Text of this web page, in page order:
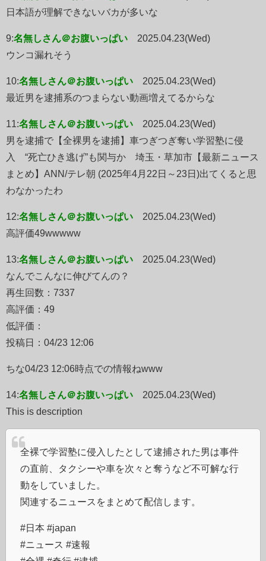
日本語が理解できないバカが多いな
9:名無しさん＠お腹いっぱい
2025.04.23(Wed)
ウンコ漏れそう
10:名無しさん＠お腹いっぱい
2025.04.23(Wed)
最近男を逮捕系のつまらない動画増えてるからな
11:名無しさん＠お腹いっぱい
2025.04.23(Wed)
男を逮捕で【全裸男を逮捕】車つぎつぎ奪い学習塾に侵
入 “死亡ひき逃げ”も関与か 埼玉・草加市【最新ニュース
まとめ】ANN/テレ朝 (2025年4月22日～23日)出てくると思
わなかったわ
12:名無しさん＠お腹いっぱい
2025.04.23(Wed)
高評価49wwwww
13:名無しさん＠お腹いっぱい
2025.04.23(Wed)
なんでこんなに伸びてんの？
再生回数：7337
高評価：49
低評価：
投稿日：04/23 12:06
ちな04/23 12:06時点での情報ねwww
14:名無しさん＠お腹いっぱい
2025.04.23(Wed)
This is description
全裸で学習塾に侵入したとして逮捕された男は事件
の直前、タクシーや車を次々と奪うなど不可解な行
動をしていました。
関連するニュースをまとめて配信します。
#日本 #japan
#ニュース #速報